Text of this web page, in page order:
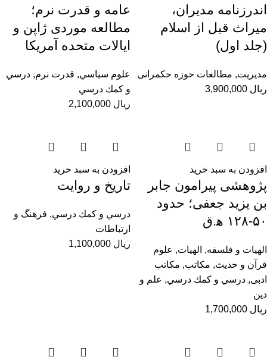
اندرزنامه مدیران،
میراث قبل از اسلام
(جلد اول)
مديريت, مطالعات حوزه حکمرانی
ریال
عامه و قدرت نرم؛
مطالعه موردی ژاپن و
ایالات متحده آمریکا
علوم سياسي, قدرت نرم, درسي
و كمك درسي
ریال
افزودن به سبد خرید
پژوهشی پیرامون جابر
بن یزید جعفی؛ حدود
۵۰-۱۲۸ ﻫ.ق
الهیات و فلسفه, الهيات, علوم
قرآن و حدیث, مکاتب, مکاتب
ادبی, درسي و كمك درسي, علم و
دین
ریال
افزودن به سبد خرید
تاریخ و روایت
درسي و كمك درسي, فرهنگ و
ارتباطات
ریال